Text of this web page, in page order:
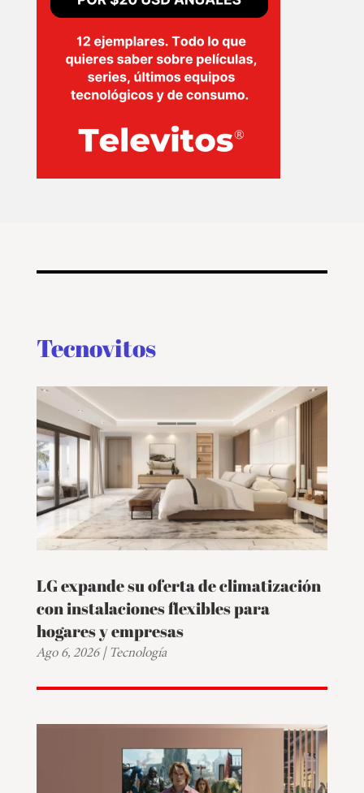
Tecnovitos
LG expande su oferta de climatización
con instalaciones flexibles para
hogares y empresas
Ago 6, 2026|Tecnología